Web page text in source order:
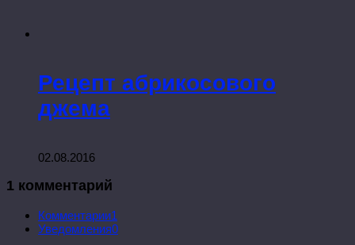
Рецепт абрикосового
джема
02.08.2016
1 комментарий
Комментарии1
Уведомления0